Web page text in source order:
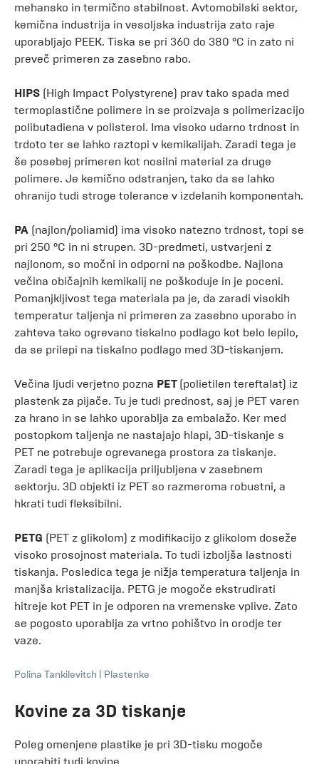
mehansko in termično stabilnost. Avtomobilski sektor,
kemična industrija in vesoljska industrija zato raje
uporabljajo PEEK. Tiska se pri 360 do 380 °C in zato ni
preveč primeren za zasebno rabo.
HIPS (High Impact Polystyrene) prav tako spada med
termoplastične polimere in se proizvaja s polimerizacijo
polibutadiena v polisterol. Ima visoko udarno trdnost in
trdoto ter se lahko raztopi v kemikalijah. Zaradi tega je
še posebej primeren kot nosilni material za druge
polimere. Je kemično odstranjen, tako da se lahko
ohranijo tudi stroge tolerance v izdelanih komponentah.
PA (najlon/poliamid) ima visoko natezno trdnost, topi se
pri 250 °C in ni strupen. 3D-predmeti, ustvarjeni z
najlonom, so močni in odporni na poškodbe. Najlona
večina običajnih kemikalij ne poškoduje in je poceni.
Pomanjkljivost tega materiala pa je, da zaradi visokih
temperatur taljenja ni primeren za zasebno uporabo in
zahteva tako ogrevano tiskalno podlago kot belo lepilo,
da se prilepi na tiskalno podlago med 3D-tiskanjem.
Večina ljudi verjetno pozna PET (polietilen tereftalat) iz
plastenk za pijače. Tu je tudi prednost, saj je PET varen
za hrano in se lahko uporablja za embalažo. Ker med
postopkom taljenja ne nastajajo hlapi, 3D-tiskanje s
PET ne potrebuje ogrevanega prostora za tiskanje.
Zaradi tega je aplikacija priljubljena v zasebnem
sektorju. 3D objekti iz PET so razmeroma robustni, a
hkrati tudi fleksibilni.
PETG (PET z glikolom) z modifikacijo z glikolom doseže
visoko prosojnost materiala. To tudi izboljša lastnosti
tiskanja. Posledica tega je nižja temperatura taljenja in
manjša kristalizacija. PETG je mogoče ekstrudirati
hitreje kot PET in je odporen na vremenske vplive. Zato
se pogosto uporablja za vrtno pohištvo in orodje ter
vaze.
Polina Tankilevitch Plastenke
Kovine za 3D tiskanje
Poleg omenjene plastike je pri 3D-tisku mogoče